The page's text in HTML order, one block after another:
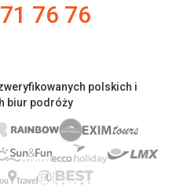
76 76
polskich i
biur podróży